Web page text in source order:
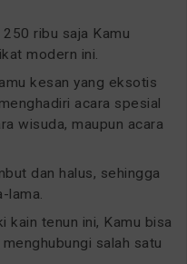
ribu saja Kamu
modern ini.
kesan yang eksotis
acara spesial
wisuda, maupun acara
dan halus, sehingga
lama.
kain tenun ini, Kamu bisa
salah satu